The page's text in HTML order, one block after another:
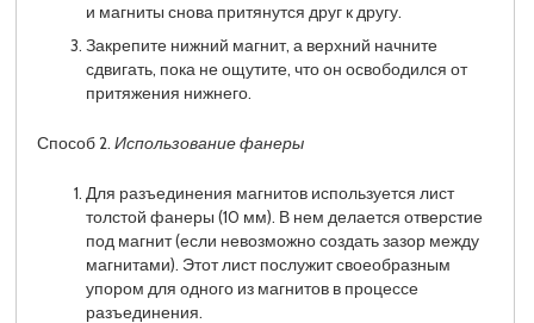
и магниты снова притянутся друг к другу.
Закрепите нижний магнит, а верхний начните
сдвигать, пока не ощутите, что он освободился от
притяжения нижнего.
Способ 2.Использование фанеры
Для разъединения магнитов используется лист
толстой фанеры (10 мм). В нем делается отверстие
под магнит (если невозможно создать зазор между
магнитами). Этот лист послужит своеобразным
упором для одного из магнитов в процессе
разъединения.